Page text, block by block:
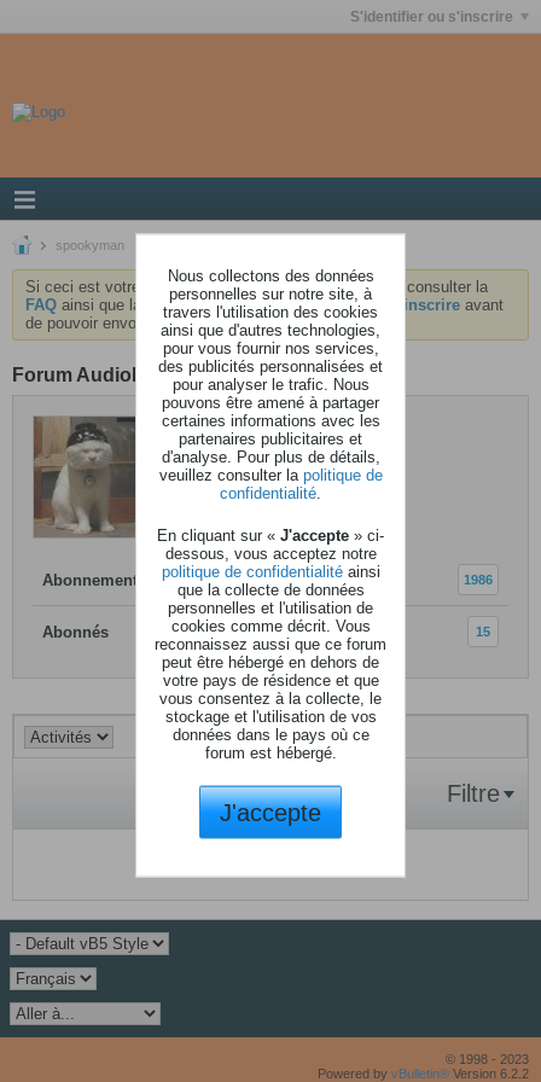
S'identifier ou s'inscrire
spookyman
Si ceci est votre première visite, nous vous invitons à consulter la
FAQ ainsi que la chartedu forum . Vous devrez vous inscrire avant
de pouvoir envoyer des messages.
Forum AudioKeys
spookyman
Dernière activité: 19 août 2023, 22h17
Inscrit: 21 juin 2005
Abonnements 1986
Abonnés 15
Filtre
© 1998 - 2023
Powered by vBulletin® Version 6.2.2
Nous collectons des données
personnelles sur notre site, à
travers l'utilisation des cookies
ainsi que d'autres technologies,
pour vous fournir nos services,
des publicités personnalisées et
pour analyser le trafic. Nous
pouvons être amené à partager
certaines informations avec les
partenaires publicitaires et
d'analyse. Pour plus de détails,
veuillez consulter la politique de
confidentialité
En cliquant sur « J'accepte » ci-
dessous, vous acceptez notre
politique de confidentialitéainsi
que la collecte de données
personnelles et l'utilisation de
cookies comme décrit. Vous
reconnaissez aussi que ce forum
peut être hébergé en dehors de
votre pays de résidence et que
vous consentez à la collecte, le
stockage et l'utilisation de vos
données dans le pays où ce
forum est hébergé.
J'accepte